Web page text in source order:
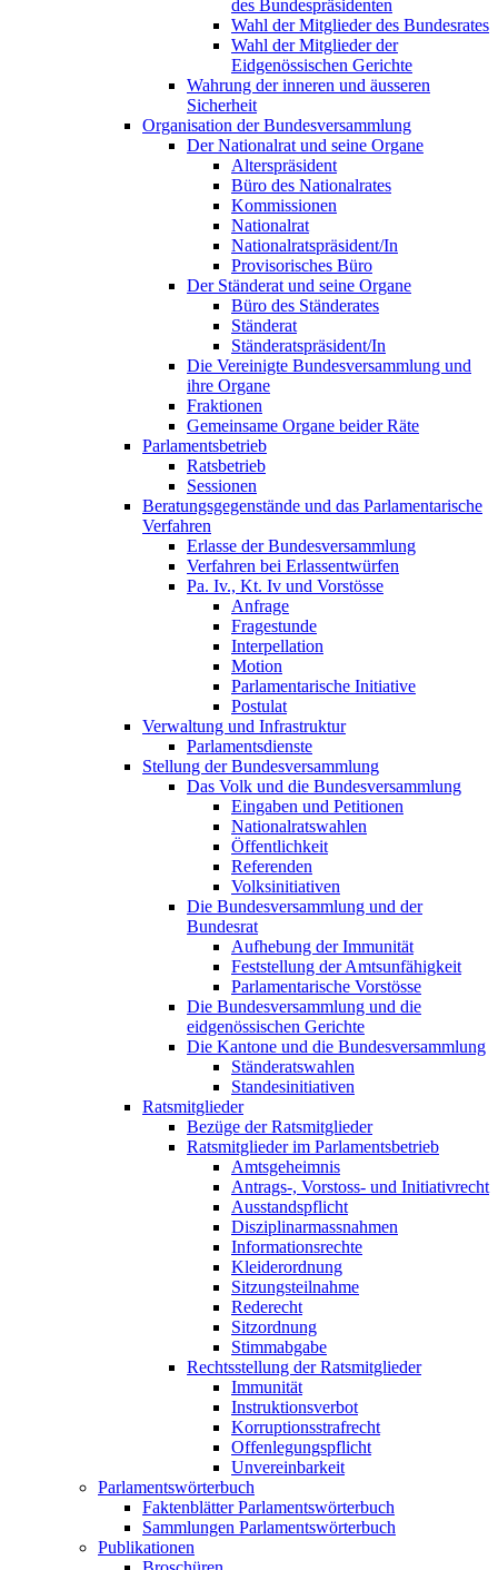
des Bundespräsidenten
Wahl der Mitglieder des Bundesrates
Wahl der Mitglieder der
Eidgenössischen Gerichte
Wahrung der inneren und äusseren
Sicherheit
Organisation der Bundesversammlung
Der Nationalrat und seine Organe
Alterspräsident
Büro des Nationalrates
Kommissionen
Nationalrat
Nationalratspräsident/In
Provisorisches Büro
Der Ständerat und seine Organe
Büro des Ständerates
Ständerat
Ständeratspräsident/In
Die Vereinigte Bundesversammlung und
ihre Organe
Fraktionen
Gemeinsame Organe beider Räte
Parlamentsbetrieb
Ratsbetrieb
Sessionen
Beratungsgegenstände und das Parlamentarische
Verfahren
Erlasse der Bundesversammlung
Verfahren bei Erlassentwürfen
Pa. Iv., Kt. Iv und Vorstösse
Anfrage
Fragestunde
Interpellation
Motion
Parlamentarische Initiative
Postulat
Verwaltung und Infrastruktur
Parlamentsdienste
Stellung der Bundesversammlung
Das Volk und die Bundesversammlung
Eingaben und Petitionen
Nationalratswahlen
Öffentlichkeit
Referenden
Volksinitiativen
Die Bundesversammlung und der
Bundesrat
Aufhebung der Immunität
Feststellung der Amtsunfähigkeit
Parlamentarische Vorstösse
Die Bundesversammlung und die
eidgenössischen Gerichte
Die Kantone und die Bundesversammlung
Ständeratswahlen
Standesinitiativen
Ratsmitglieder
Bezüge der Ratsmitglieder
Ratsmitglieder im Parlamentsbetrieb
Amtsgeheimnis
Antrags-, Vorstoss- und Initiativrecht
Ausstandspflicht
Disziplinarmassnahmen
Informationsrechte
Kleiderordnung
Sitzungsteilnahme
Rederecht
Sitzordnung
Stimmabgabe
Rechtsstellung der Ratsmitglieder
Immunität
Instruktionsverbot
Korruptionsstrafrecht
Offenlegungspflicht
Unvereinbarkeit
Parlamentswörterbuch
Faktenblätter Parlamentswörterbuch
Sammlungen Parlamentswörterbuch
Publikationen